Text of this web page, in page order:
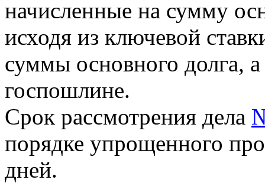
начисленные на сумму
исходя из ключевой
суммы основного долга,
госпошлине.
Срок рассмотрения дела
порядке упрощенного
дней.